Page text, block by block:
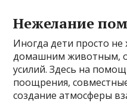
Нежелание
Иногда дети просто не
домашним животным,
усилий. Здесь на
поощрения,
создание атмосферы